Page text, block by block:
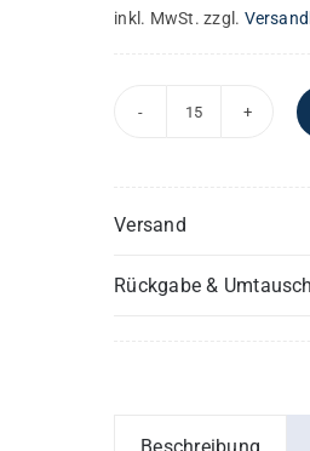
inkl. MwSt. zzgl.
Versand
Rückgabe & Umtausch